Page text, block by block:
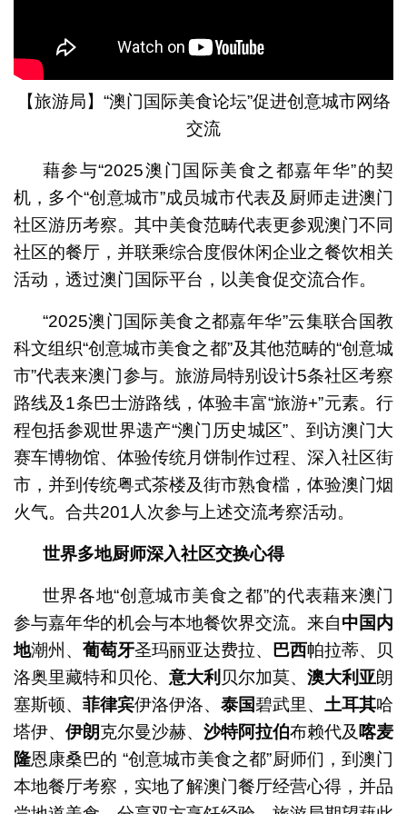
【旅游局】“澳门国际美食论坛”促进创意城市网络
交流
藉参与“2025澳门国际美食之都嘉年华”的契
机，多个“创意城市”成员城市代表及厨师走进澳门
社区游历考察。其中美食范畴代表更参观澳门不同
社区的餐厅，并联乘综合度假休闲企业之餐饮相关
活动，透过澳门国际平台，以美食促交流合作。
“2025澳门国际美食之都嘉年华”云集联合国教
科文组织“创意城市美食之都”及其他范畴的“创意城
市”代表来澳门参与。旅游局特别设计5条社区考察
路线及1条巴士游路线，体验丰富“旅游+”元素。行
程包括参观世界遗产“澳门历史城区”、到访澳门大
赛车博物馆、体验传统月饼制作过程、深入社区街
市，并到传统粤式茶楼及街市熟食檔，体验澳门烟
火气。合共201人次参与上述交流考察活动。
世界多地厨师深入社区交换心得
世界各地“创意城市美食之都”的代表藉来澳门
参与嘉年华的机会与本地餐饮界交流。来自中国内
地潮州、 葡萄牙圣玛丽亚达费拉、 巴西帕拉蒂、贝
洛奥里藏特和贝伦、 意大利 贝尔加莫、澳大利亚朗
塞斯顿、 菲律宾伊洛伊洛、泰国碧武里、土耳其哈
塔伊、 伊朗克尔曼沙赫、沙特阿拉伯布赖代及喀麦
隆恩康桑巴的 “创意城市美食之都”厨师们，到澳门
本地餐厅考察，实地了解澳门餐厅经营心得，并品